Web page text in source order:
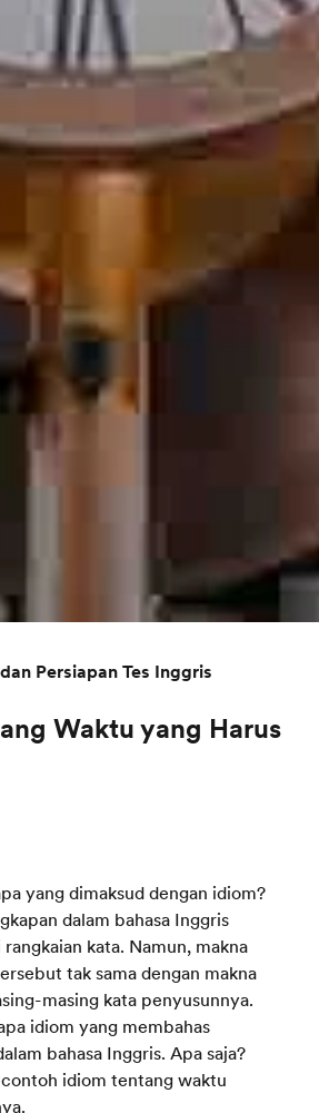
Persiapan Tes Inggris
Waktu yang Harus
yang dimaksud dengan idiom?
dalam bahasa Inggris
kata. Namun, makna
tak sama dengan makna
masing kata penyusunnya.
idiom yang membahas
bahasa Inggris. Apa saja?
idiom tentang waktu